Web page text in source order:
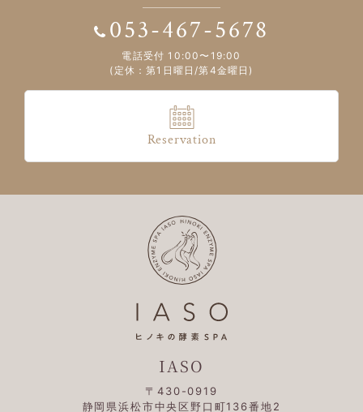
053-467-5678
電話受付 10:00〜19:00
(定休：第1日曜日/第4金曜日)
Reservation
IASO
〒430-0919
静岡県浜松市中央区野口町136番地2